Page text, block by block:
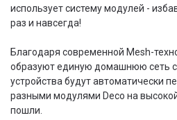
использует систему модулей -
раз и навсегда!
Благодаря современной Mesh-
образуют единую домашнюю сеть
устройства будут автоматически
разными модулями Deco на
пошли.